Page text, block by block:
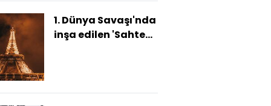
1. Dünya Savaşı'nda
inşa edilen 'Sahte